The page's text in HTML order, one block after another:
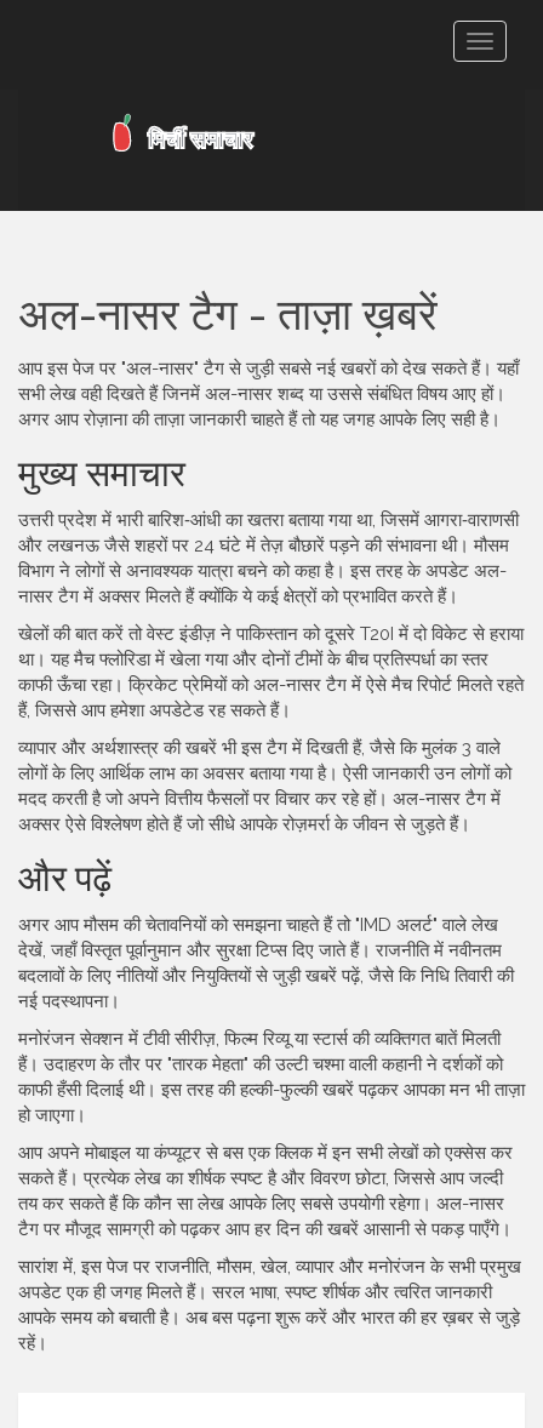
टॉगल
अल-नासर टैग - ताज़ा ख़बरें
आप इस पेज पर "अल-नासर" टैग से जुड़ी सबसे नई खबरों को देख सकते हैं। यहाँ
सभी लेख वही दिखते हैं जिनमें अल-नासर शब्द या उससे संबंधित विषय आए हों।
अगर आप रोज़ाना की ताज़ा जानकारी चाहते हैं तो यह जगह आपके लिए सही है।
मुख्य समाचार
उत्तरी प्रदेश में भारी बारिश‑आंधी का खतरा बताया गया था, जिसमें आगरा‑वाराणसी
और लखनऊ जैसे शहरों पर 24 घंटे में तेज़ बौछारें पड़ने की संभावना थी। मौसम
विभाग ने लोगों से अनावश्यक यात्रा बचने को कहा है। इस तरह के अपडेट अल-
नासर टैग में अक्सर मिलते हैं क्योंकि ये कई क्षेत्रों को प्रभावित करते हैं।
खेलों की बात करें तो वेस्ट इंडीज़ ने पाकिस्तान को दूसरे T20I में दो विकेट से हराया
था। यह मैच फ्लोरिडा में खेला गया और दोनों टीमों के बीच प्रतिस्पर्धा का स्तर
काफी ऊँचा रहा। क्रिकेट प्रेमियों को अल-नासर टैग में ऐसे मैच रिपोर्ट मिलते रहते
हैं, जिससे आप हमेशा अपडेटेड रह सकते हैं।
व्यापार और अर्थशास्त्र की खबरें भी इस टैग में दिखती हैं, जैसे कि मुलंक 3 वाले
लोगों के लिए आर्थिक लाभ का अवसर बताया गया है। ऐसी जानकारी उन लोगों को
मदद करती है जो अपने वित्तीय फैसलों पर विचार कर रहे हों। अल-नासर टैग में
अक्सर ऐसे विश्लेषण होते हैं जो सीधे आपके रोज़मर्रा के जीवन से जुड़ते हैं।
और पढ़ें
अगर आप मौसम की चेतावनियों को समझना चाहते हैं तो "IMD अलर्ट" वाले लेख
देखें, जहाँ विस्तृत पूर्वानुमान और सुरक्षा टिप्स दिए जाते हैं। राजनीति में नवीनतम
बदलावों के लिए नीतियों और नियुक्तियों से जुड़ी खबरें पढ़ें, जैसे कि निधि तिवारी की
नई पदस्थापना।
मनोरंजन सेक्शन में टीवी सीरीज़, फिल्म रिव्यू या स्टार्स की व्यक्तिगत बातें मिलती
हैं। उदाहरण के तौर पर "तारक मेहता" की उल्टी चश्मा वाली कहानी ने दर्शकों को
काफी हँसी दिलाई थी। इस तरह की हल्की-फुल्की खबरें पढ़कर आपका मन भी ताज़ा
हो जाएगा।
आप अपने मोबाइल या कंप्यूटर से बस एक क्लिक में इन सभी लेखों को एक्सेस कर
सकते हैं। प्रत्येक लेख का शीर्षक स्पष्ट है और विवरण छोटा, जिससे आप जल्दी
तय कर सकते हैं कि कौन सा लेख आपके लिए सबसे उपयोगी रहेगा। अल-नासर
टैग पर मौजूद सामग्री को पढ़कर आप हर दिन की खबरें आसानी से पकड़ पाएँगे।
सारांश में, इस पेज पर राजनीति, मौसम, खेल, व्यापार और मनोरंजन के सभी प्रमुख
अपडेट एक ही जगह मिलते हैं। सरल भाषा, स्पष्ट शीर्षक और त्वरित जानकारी
आपके समय को बचाती है। अब बस पढ़ना शुरू करें और भारत की हर ख़बर से जुड़े
रहें।